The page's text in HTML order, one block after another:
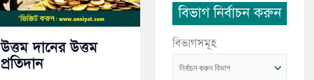
উত্তম দানের উত্তম
প্রতিদান
বিভাগ নির্বাচন করুন
বিভাগসমূহ